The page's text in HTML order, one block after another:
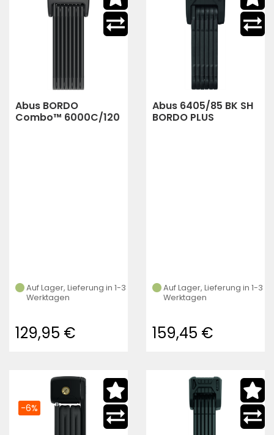
Abus BORDO
Combo™ 6000C/120
Auf Lager, Lieferung in 1-3
Werktagen
129,95 €
Abus 6405/85 BK SH
BORDO PLUS
Auf Lager, Lieferung in 1-3
Werktagen
159,45 €
-6%